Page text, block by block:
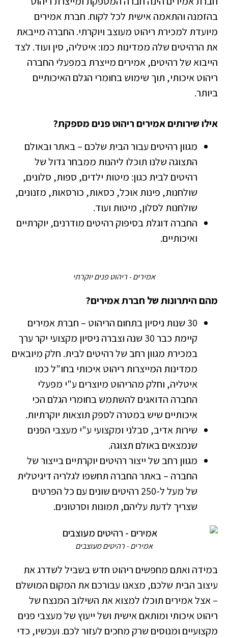
בהזמנה והתאמה אישית לכל לקוח. חברת אמירים
מיועדת למכירת ריהוט מעוצב ויוקרתי. החברה מייבאת
את הרהיטים שלה ממדינות כמו: איטליה, סין ועוד. לצד
הייבוא של רהיטים, אמירים מייצרת במפעלי החברה
ריהוט איכותי, תוך שימוש בחומרי הגלם האיכותיים
ביותר.
אילו שירותים אמירים ריהוט פנים מספקת?
מגוון רהיטים עבור הבית שלכם – באתר ובאולם
התצוגה שלנו תוכלו ליהנות ממבחר גדול של
רהיטים לבית כגון: מיטות ילדים, ספות, סלונים,
שולחנות, פינות אוכל, כסאות, כורסאות, מזנונים,
שולחנות לסלון, מיטות ועוד.
החברה דוגלת בסיפוק רהיטים מודרנים, יוקרתיים
ואיכותיים.
אמירים - ריהוט פנים יוקרתי
מהם היתרונות של חברת אמירים?
30 שנות ניסיון בתחום הריהוט – חברת אמירים
קיימת כבר 30 שנה וצברה ניסיון מקצועי יקר ערך
במכירת מגוון רחב של רהיטים לבית. חלק מיובאים
ממדינות המייצרות ריהוט איכותי בחו"ל כמו
איטליה, וחלק מהריהוט מיוצרים ע"י מפעלי
החברה הדואגים להשתמש בחומרי הגלם הכי
איכותיים שיש במטרה לספק תוצאות יוקרתיות.
שירות אדיב, סבלני ומקצועי ע"י מעצבי הפנים
שנמצאים באולם תצוגה.
מגוון רחב של ייצור רהיטים יוקרתיים בייצור של
החברה – באתר החברה תחשפו לגלריה דיגיטלית
של מעל ל-250 רהיטים שונים עם כל הפרטים
שצריך לדעת עליהם, תמונות וסרטונים.
אמירים - רהיטים מעוצבים
במידה ואתם מחפשים ריהוט חדש בשביל לשדרג את
עיצוב הבית שלכם, מצאנו עבורכם את המקום המושלם
– אצל אמירים תוכלו למצוא את השילוב המנצח של
ריהוט איכותי ומותאם אישית ושל ייעוץ של מעצבי פנים
מקצועיים ומנוסים שרק מחכים לעזור לכם. ועכשיו, כדי